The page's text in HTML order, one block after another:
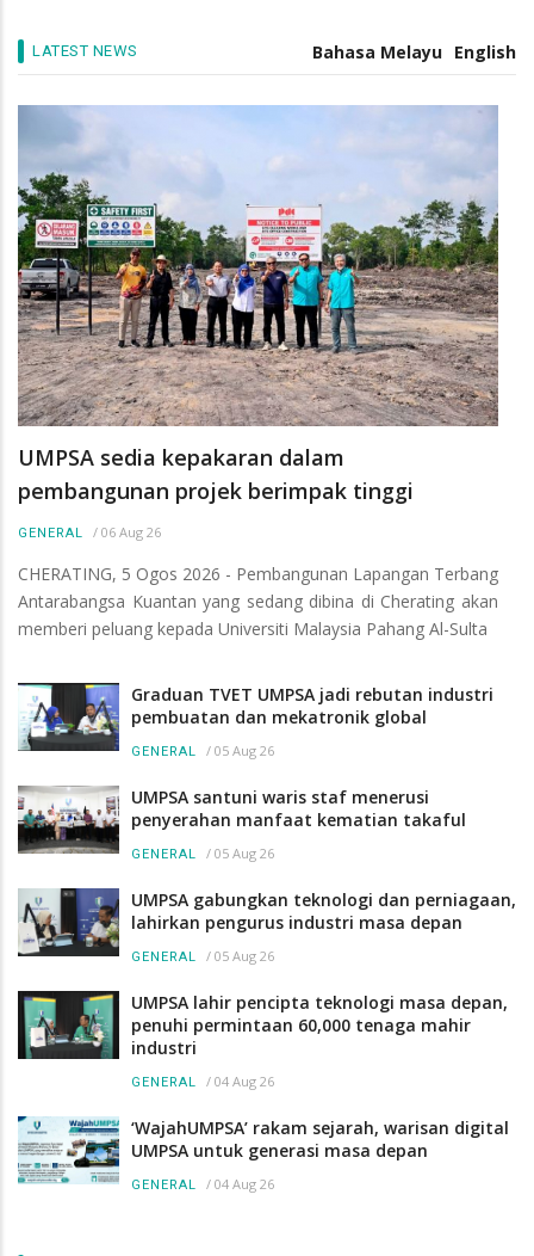
LATEST NEWS Bahasa Melayu English
UMPSA sedia kepakaran dalam
pembangunan projek berimpak tinggi
GENERAL / 06 Aug 26
CHERATING, 5 Ogos 2026 - Pembangunan Lapangan Terbang
Antarabangsa Kuantan yang sedang dibina di Cherating akan
memberi peluang kepada Universiti Malaysia Pahang Al-Sulta
Graduan TVET UMPSA jadi rebutan industri
pembuatan dan mekatronik global
GENERAL / 05 Aug 26
UMPSA santuni waris staf menerusi
penyerahan manfaat kematian takaful
GENERAL / 05 Aug 26
UMPSA gabungkan teknologi dan perniagaan,
lahirkan pengurus industri masa depan
GENERAL / 05 Aug 26
UMPSA lahir pencipta teknologi masa depan,
penuhi permintaan 60,000 tenaga mahir
industri
GENERAL / 04 Aug 26
‘WajahUMPSA’ rakam sejarah, warisan digital
UMPSA untuk generasi masa depan
GENERAL / 04 Aug 26